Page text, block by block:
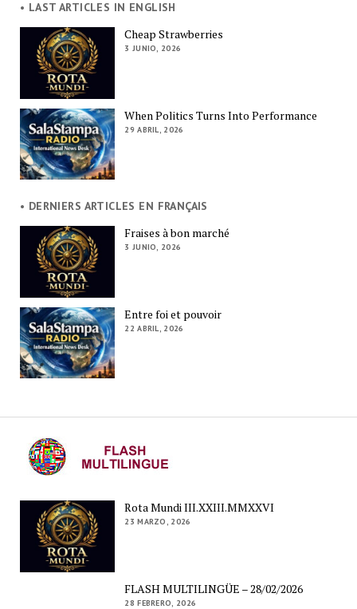
• LAST ARTICLES IN ENGLISH
Cheap Strawberries
3 JUNIO, 2026
When Politics Turns Into Performance
29 ABRIL, 2026
• DERNIERS ARTICLES EN FRANÇAIS
Fraises à bon marché
3 JUNIO, 2026
Entre foi et pouvoir
22 ABRIL, 2026
Rota Mundi III.XXIII.MMXXVI
23 MARZO, 2026
FLASH MULTILINGÜE – 28/02/2026
28 FEBRERO, 2026